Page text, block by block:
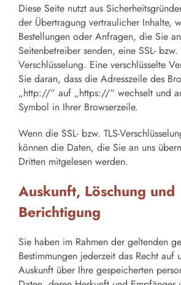
Diese Seite nutzt aus
der Übertragung vertraulicher Inhalte,
Bestellungen oder Anfragen, die Sie
Seitenbetreiber senden, eine SSL- bzw.
Verschlüsselung. Eine verschlüsselte
Sie daran, dass die Adresszeile des
„http://“ auf „https://“ wechselt und
Symbol in Ihrer Browserzeile.
Wenn die SSL- bzw. TLS-
können die Daten, die Sie an uns
Dritten mitgelesen werden.
Auskunft, Löschung und
Berichtigung
Sie haben im Rahmen der geltenden
Bestimmungen jederzeit das Recht auf
Auskunft über Ihre gespeicherten